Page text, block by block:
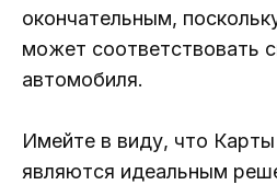
окончательным,
может соответствовать
автомобиля.
Имейте в виду, что
являются идеальным